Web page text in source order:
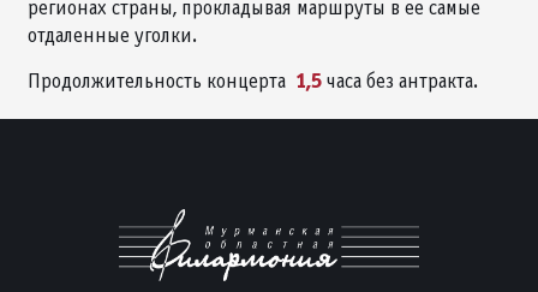
регионах страны, прокладывая маршруты в ее самые
отдаленные уголки.
Продолжительность концерта 1,5часа без антракта.